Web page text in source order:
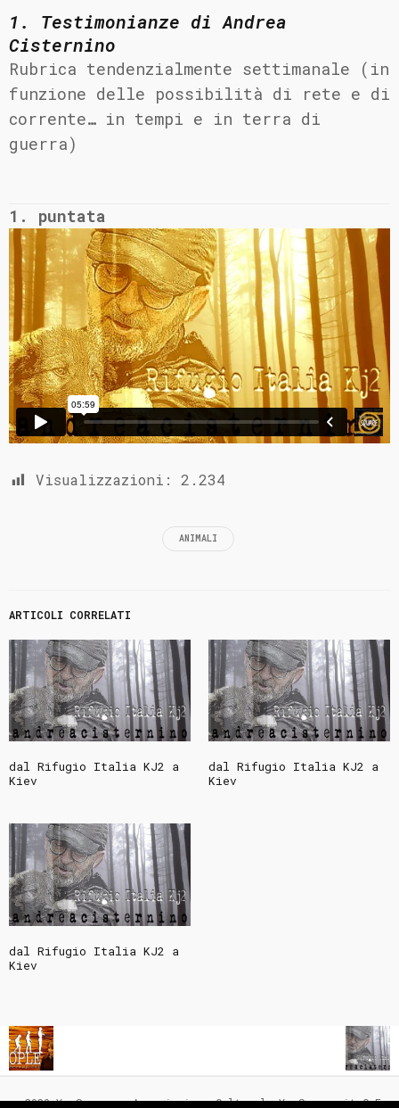
1. Testimonianze di Andrea
Cisternino
Rubrica tendenzialmente settimanale (in
funzione delle possibilità di rete e di
corrente… in tempi e in terra di
guerra)
1. puntata
Visualizzazioni: 2.234
ANIMALI
ARTICOLI CORRELATI
dal Rifugio Italia KJ2 a
Kiev
dal Rifugio Italia KJ2 a
Kiev
dal Rifugio Italia KJ2 a
Kiev
© 2020 YouSquare - Associazione Culturale YouSquare.it C.F.